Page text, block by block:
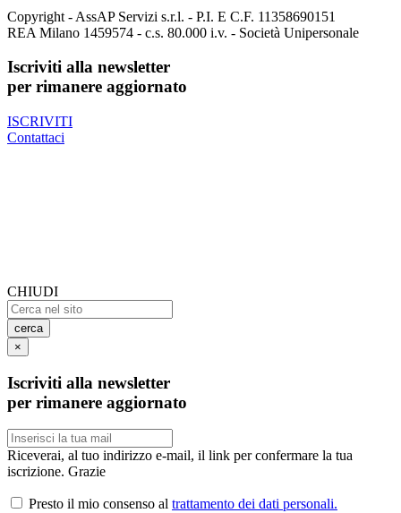
Copyright - AssAP Servizi s.r.l. - P.I. E C.F. 11358690151
REA Milano 1459574 - c.s. 80.000 i.v. - Società Unipersonale
Iscriviti alla newsletter
per rimanere aggiornato
ISCRIVITI
Contattaci
CHIUDI
cerca
×
Iscriviti alla newsletter
per rimanere aggiornato
Riceverai, al tuo indirizzo e-mail, il link per confermare la tua
iscrizione. Grazie
Presto il mio consenso al trattamento dei dati personali.